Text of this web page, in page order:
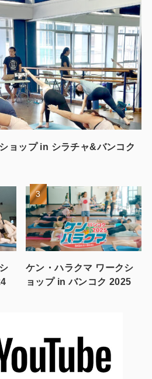
ョップ in シラチャ&バンコク
ケン・ハラクマ ワークシ
ョップ in バンコク 2025